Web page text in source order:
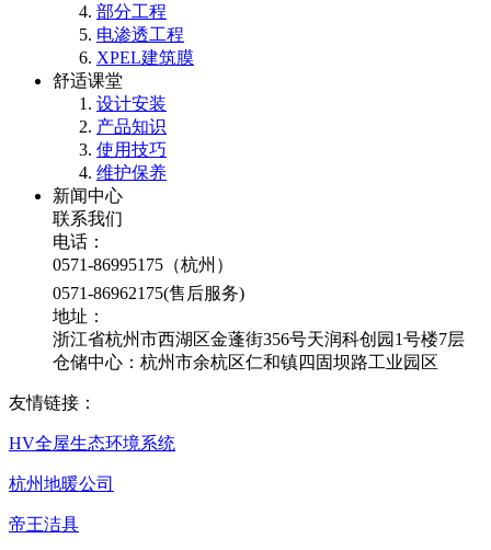
部分工程
电渗透工程
XPEL建筑膜
舒适课堂
设计安装
产品知识
使用技巧
维护保养
新闻中心
联系我们
电话：
0571-86995175（杭州）
0571-86962175(售后服务)
地址：
浙江省杭州市西湖区金蓬街356号天润科创园1号楼7层
仓储中心：杭州市余杭区仁和镇四固坝路工业园区
友情链接：
HV全屋生态环境系统
杭州地暖公司
帝王洁具